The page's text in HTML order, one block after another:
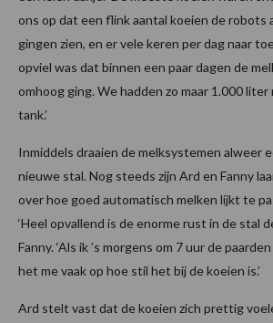
ons op dat een flink aantal koeien de robots
gingen zien, en er vele keren per dag naar
opviel was dat binnen een paar dagen de
omhoog ging. We hadden zo maar 1.000
tank.’
Inmiddels draaien de melksystemen alweer
nieuwe stal. Nog steeds zijn Ard en Fanny
over hoe goed automatisch melken lijkt te
‘Heel opvallend is de enorme rust in de stal
Fanny. ‘Als ik ’s morgens om 7 uur de
het me vaak op hoe stil het bij de koeien is.’
Ard stelt vast dat de koeien zich prettig